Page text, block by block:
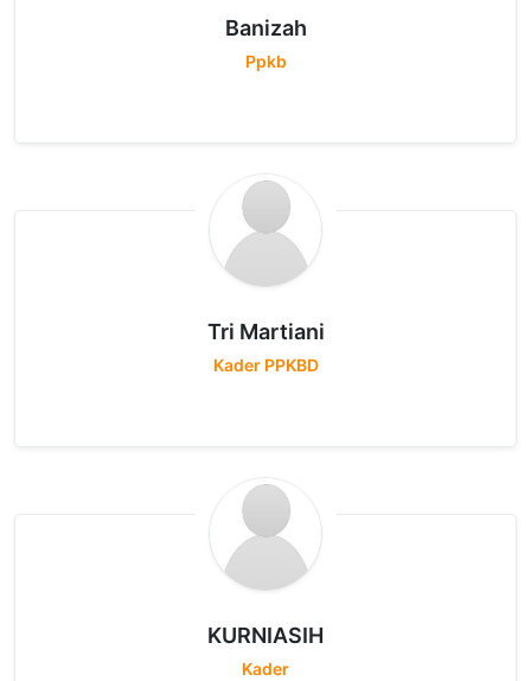
Banizah
Ppkb
Tri Martiani
Kader PPKBD
KURNIASIH
Kader